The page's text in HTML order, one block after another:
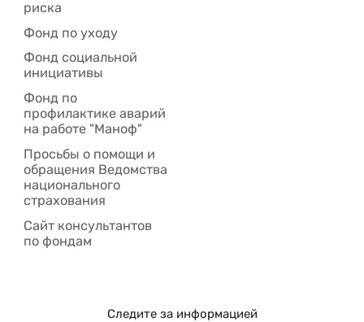
риска
Фонд по уходу
Фонд социальной
инициативы
Фонд по
профилактике аварий
на работе "Маноф"
Просьбы о помощи и
обращения Ведомства
национального
страхования
Сайт консультантов
по фондам
Следите за информацией